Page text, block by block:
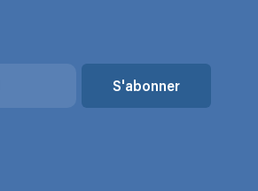
S'abonner